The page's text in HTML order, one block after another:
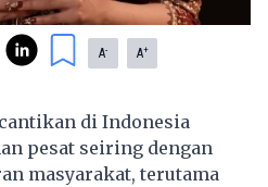
A- A+
di Indonesia
pesat seiring dengan
masyarakat, terutama